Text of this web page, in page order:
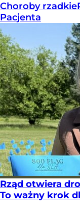
Choroby rzadkie
Pacjenta
Rząd otwiera
To ważny krok